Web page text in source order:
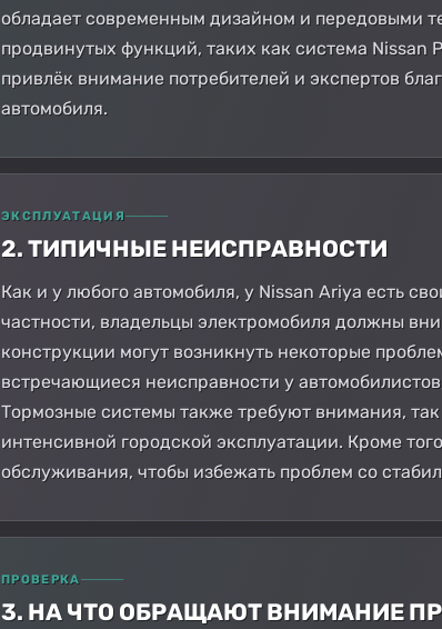
обладает современным дизайном и передовыми
продвинутых функций, таких как система Nissan
привлёк внимание потребителей и экспертов
автомобиля.
ЭКСПЛУАТАЦИЯ
2. ТИПИЧНЫЕ НЕИСПРАВНОСТИ
Как и у любого автомобиля, у Nissan Ariya есть
частности, владельцы электромобиля должны
конструкции могут возникнуть некоторые
встречающиеся неисправности у
Тормозные системы также требуют внимания,
интенсивной городской эксплуатации. Кроме
обслуживания, чтобы избежать проблем со
ПРОВЕРКА
3. НА ЧТО ОБРАЩАЮТ ВНИМАНИЕ